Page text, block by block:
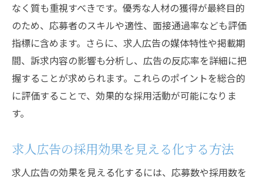
なく質も重視すべきです。優秀な人材の獲得が最終目的
のため、応募者のスキルや適性、面接通過率なども評価
指標に含めます。さらに、求人広告の媒体特性や掲載期
間、訴求内容の影響も分析し、広告の反応率を詳細に把
握することが求められます。これらのポイントを総合的
に評価することで、効果的な採用活動が可能になりま
す。
求人広告の採用効果を見える化する方法
求人広告の効果を見える化するには、応募数や採用数を